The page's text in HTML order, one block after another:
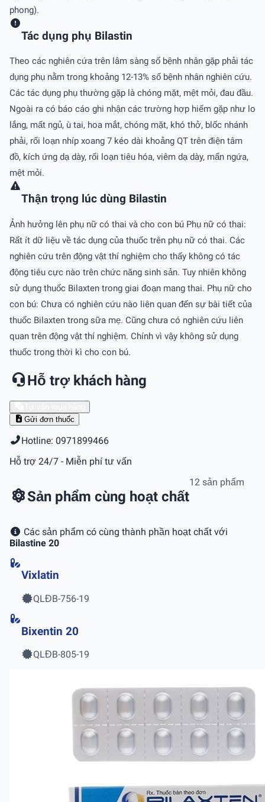
phong).
Tác dụng phụ Bilastin
Theo các nghiên cứa trên lâm sàng số bệnh nhân gặp phải tác
dụng phụ nằm trong khoảng 12-13% số bệnh nhân nghiên cứu.
Các tác dụng phụ thường gặp là chóng mặt, mệt mỏi, đau đầu.
Ngoài ra có báo cáo ghi nhận các trường hợp hiếm gặp như lo
lắng, mất ngủ, ù tai, hoa mắt, chóng mặt, khó thở, blốc nhánh
phải, rối loạn nhíp xoang 7 kéo dài khoảng QT trên điện tâm
đồ, kích ứng dạ dày, rối loạn tiêu hóa, viêm dạ dày, mẩn ngứa,
mệt mỏi.
Thận trọng lúc dùng Bilastin
Ảnh hưởng lên phụ nữ có thai và cho con bú Phụ nữ có thai:
Rất ít dữ liệu về tác dụng của thuốc trên phụ nữ có thai. Các
nghiên cứu trên động vật thí nghiệm cho thấy không có tác
động tiêu cực nào trên chức năng sinh sản. Tuy nhiên không
sử dụng thuốc Bilaxten trong giai đoạn mang thai. Phụ nữ cho
con bú: Chưa có nghiên cứu nào liên quan đến sự bài tiết của
thuốc Bilaxten trong sữa mẹ. Cũng chưa có nghiên cứu liên
quan trên động vật thí nghiệm. Chính vì vậy không sử dụng
thuốc trong thời kì cho con bú.
Hỗ trợ khách hàng
Gửi đơn thuốc
Hotline: 0971899466
Hỗ trợ 24/7 - Miễn phí tư vấn
Sản phẩm cùng hoạt chất
12 sản phẩm
Các sản phẩm có cùng thành phần hoạt chất với
Bilastine 20
Vixlatin
QLĐB-756-19
Bixentin 20
QLĐB-805-19